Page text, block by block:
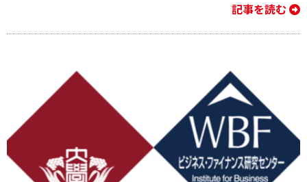
記事を読む